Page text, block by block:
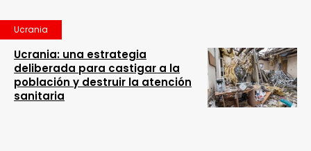
Ucrania
Ucrania: una estrategia
deliberada para castigar a la
población y destruir la atención
sanitaria